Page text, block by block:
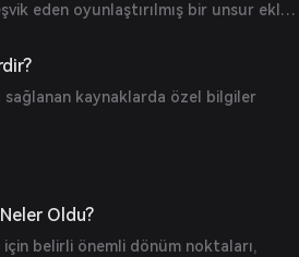
eden oyunlaştırılmış bir unsur ekler.
pasif gelir elde ederken, kullanıcılar
fantezi tarzı oyunlara katılabilir.
sağlanan kaynaklarda özel bilgiler
Oldu?
belirli önemli dönüm noktaları,